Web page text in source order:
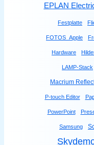
EPLAN
Festplatte
FOTOS_Apple
Hardware
LAMP-Stack
Macrium
P-touch Editor
PowerPoint
Samsung